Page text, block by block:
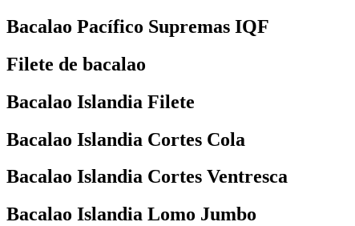
Bacalao Pacífico Supremas IQF
Filete de bacalao
Bacalao Islandia Filete
Bacalao Islandia Cortes Cola
Bacalao Islandia Cortes Ventresca
Bacalao Islandia Lomo Jumbo